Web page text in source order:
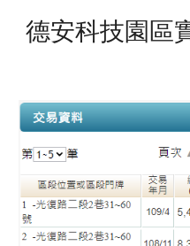
德安科技園區